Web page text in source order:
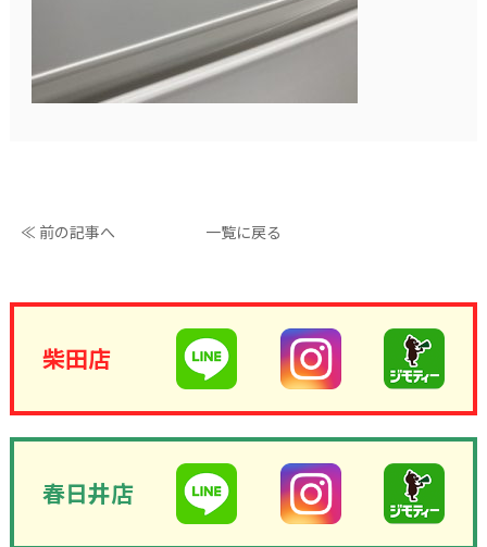
≪ 前の記事へ 一覧に戻る
柴田店
春日井店